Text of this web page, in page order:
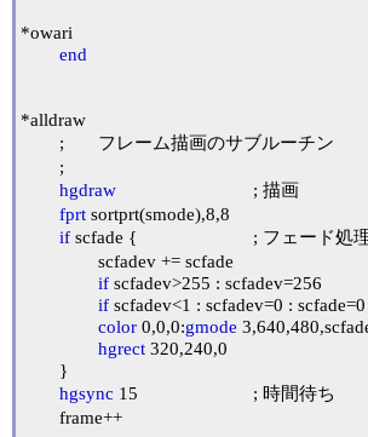
*owari
end
*alldraw
hgdraw
fprt sortprt(smode),8,8
if scfade {			; フェード処理
if scfadev>255 : scfadev=256
if scfadev<1 : scfadev=0 : scfade=0
color 0,0,0:gmode
hgrect 320,240,0
hgsync 15			; 時間待ち